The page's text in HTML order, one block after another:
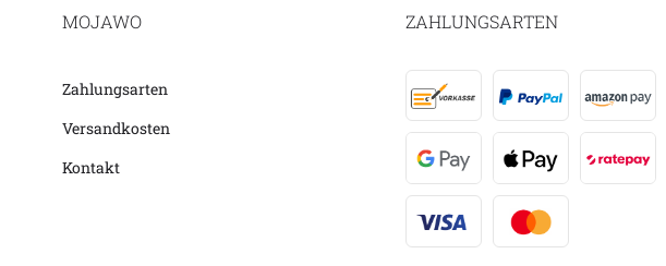
MOJAWO
Zahlungsarten
Versandkosten
Kontakt
ZAHLUNGSARTEN